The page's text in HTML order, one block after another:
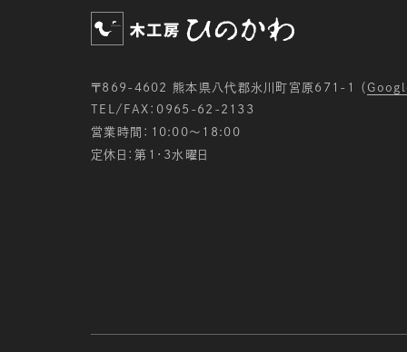
〒869-4602 熊本県八代郡氷川町宮原671-1 （
TEL/FAX：0965-62-2133
営業時間：10:00〜18:00
定休日：第1・3水曜日